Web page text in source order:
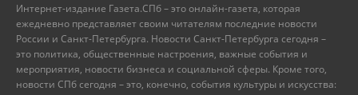
Интернет-издание Газета.СПб – это онлайн-газета, которая
ежедневно представляет своим читателям последние новости
России и Санкт-Петербурга. Новости Санкт-Петербурга сегодня –
это политика, общественные настроения, важные события и
мероприятия, новости бизнеса и социальной сферы. Кроме того,
новости СПб сегодня – это, конечно, события культуры и искусства: